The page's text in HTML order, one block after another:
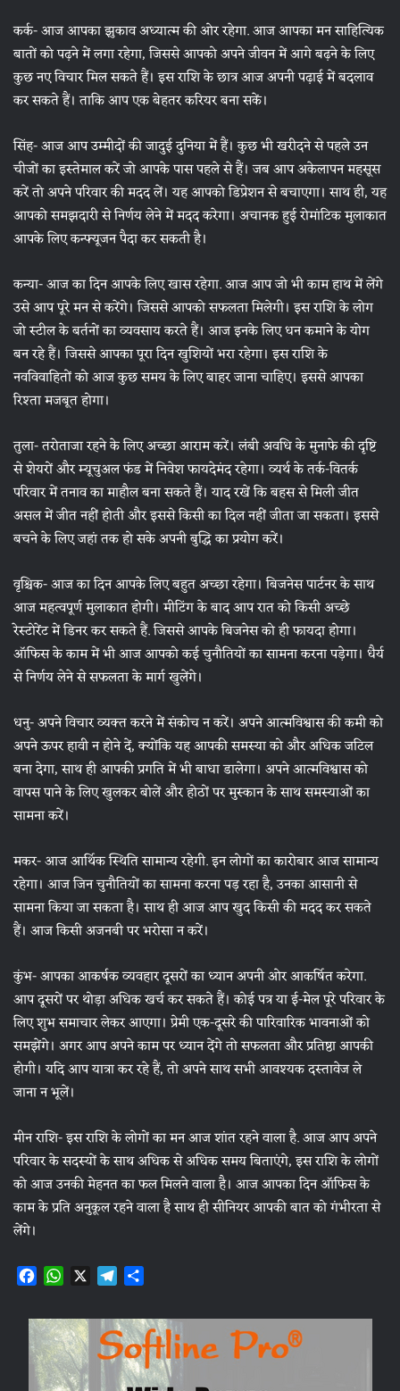
कर्क- आज आपका झुकाव अध्यात्म की ओर रहेगा. आज आपका मन साहित्यिक
बातों को पढ़ने में लगा रहेगा, जिससे आपको अपने जीवन में आगे बढ़ने के लिए
कुछ नए विचार मिल सकते हैं। इस राशि के छात्र आज अपनी पढ़ाई में बदलाव
कर सकते हैं। ताकि आप एक बेहतर करियर बना सकें।
सिंह- आज आप उम्मीदों की जादुई दुनिया में हैं। कुछ भी खरीदने से पहले उन
चीजों का इस्तेमाल करें जो आपके पास पहले से हैं। जब आप अकेलापन महसूस
करें तो अपने परिवार की मदद लें। यह आपको डिप्रेशन से बचाएगा। साथ ही, यह
आपको समझदारी से निर्णय लेने में मदद करेगा। अचानक हुई रोमांटिक मुलाकात
आपके लिए कन्फ्यूजन पैदा कर सकती है।
कन्या- आज का दिन आपके लिए खास रहेगा. आज आप जो भी काम हाथ में लेंगे
उसे आप पूरे मन से करेंगे। जिससे आपको सफलता मिलेगी। इस राशि के लोग
जो स्टील के बर्तनों का व्यवसाय करते हैं। आज इनके लिए धन कमाने के योग
बन रहे हैं। जिससे आपका पूरा दिन खुशियों भरा रहेगा। इस राशि के
नवविवाहितों को आज कुछ समय के लिए बाहर जाना चाहिए। इससे आपका
रिश्ता मजबूत होगा।
तुला- तरोताजा रहने के लिए अच्छा आराम करें। लंबी अवधि के मुनाफे की दृष्टि
से शेयरों और म्यूचुअल फंड में निवेश फायदेमंद रहेगा। व्यर्थ के तर्क-वितर्क
परिवार में तनाव का माहौल बना सकते हैं। याद रखें कि बहस से मिली जीत
असल में जीत नहीं होती और इससे किसी का दिल नहीं जीता जा सकता। इससे
बचने के लिए जहां तक ​​हो सके अपनी बुद्धि का प्रयोग करें।
वृश्चिक- आज का दिन आपके लिए बहुत अच्छा रहेगा। बिजनेस पार्टनर के साथ
आज महत्वपूर्ण मुलाकात होगी। मीटिंग के बाद आप रात को किसी अच्छे
रेस्टोरेंट में डिनर कर सकते हैं. जिससे आपके बिजनेस को ही फायदा होगा।
ऑफिस के काम में भी आज आपको कई चुनौतियों का सामना करना पड़ेगा। धैर्य
से निर्णय लेने से सफलता के मार्ग खुलेंगे।
धनु- अपने विचार व्यक्त करने में संकोच न करें। अपने आत्मविश्वास की कमी को
अपने ऊपर हावी न होने दें, क्योंकि यह आपकी समस्या को और अधिक जटिल
बना देगा, साथ ही आपकी प्रगति में भी बाधा डालेगा। अपने आत्मविश्वास को
वापस पाने के लिए खुलकर बोलें और होठों पर मुस्कान के साथ समस्याओं का
सामना करें।
मकर- आज आर्थिक स्थिति सामान्य रहेगी. इन लोगों का कारोबार आज सामान्य
रहेगा। आज जिन चुनौतियों का सामना करना पड़ रहा है, उनका आसानी से
सामना किया जा सकता है। साथ ही आज आप खुद किसी की मदद कर सकते
हैं। आज किसी अजनबी पर भरोसा न करें।
कुंभ- आपका आकर्षक व्यवहार दूसरों का ध्यान अपनी ओर आकर्षित करेगा.
आप दूसरों पर थोड़ा अधिक खर्च कर सकते हैं। कोई पत्र या ई-मेल पूरे परिवार के
लिए शुभ समाचार लेकर आएगा। प्रेमी एक-दूसरे की पारिवारिक भावनाओं को
समझेंगे। अगर आप अपने काम पर ध्यान देंगे तो सफलता और प्रतिष्ठा आपकी
होगी। यदि आप यात्रा कर रहे हैं, तो अपने साथ सभी आवश्यक दस्तावेज ले
जाना न भूलें।
मीन राशि- इस राशि के लोगों का मन आज शांत रहने वाला है. आज आप अपने
परिवार के सदस्यों के साथ अधिक से अधिक समय बिताएंगे, इस राशि के लोगों
को आज उनकी मेहनत का फल मिलने वाला है। आज आपका दिन ऑफिस के
काम के प्रति अनुकूल रहने वाला है साथ ही सीनियर आपकी बात को गंभीरता से
लेंगे।
F
c
e
b
o
W
a
t
s
A
X T
l
e
g
r
a
r
e